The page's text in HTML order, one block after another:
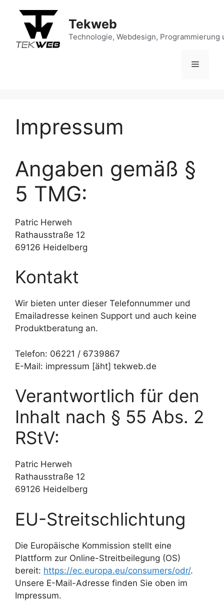
springen
Tekweb
Technologie, Webdesign, Programmierung
Menü
Impressum
Angaben gemäß §
5 TMG:
Patric Herweh
Rathausstraße 12
69126 Heidelberg
Kontakt
Wir bieten unter dieser Telefonnummer und
Emailadresse keinen Support und auch keine
Produktberatung an.
Telefon: 06221 / 6739867
E-Mail: impressum [äht] tekweb.de
Verantwortlich für den
Inhalt nach § 55 Abs. 2
RStV:
Patric Herweh
Rathausstraße 12
69126 Heidelberg
EU-Streitschlichtung
Die Europäische Kommission stellt eine
Plattform zur Online-Streitbeilegung (OS)
bereit: https://ec.europa.eu/consumers/odr/.
Unsere E-Mail-Adresse finden Sie oben im
Impressum.